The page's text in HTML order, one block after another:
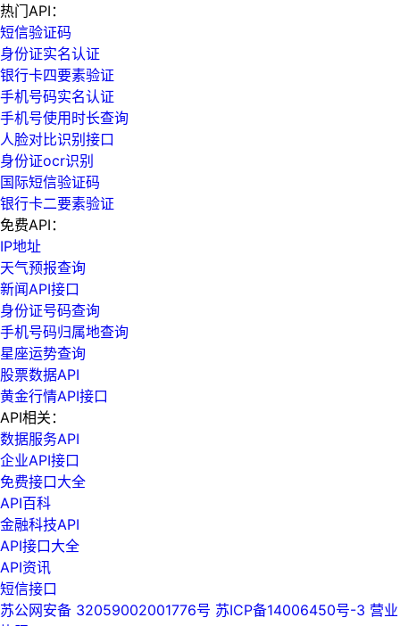
热门API：
短信验证码
身份证实名认证
银行卡四要素验证
手机号码实名认证
手机号使用时长查询
人脸对比识别接口
身份证ocr识别
国际短信验证码
银行卡二要素验证
免费API：
IP地址
天气预报查询
新闻API接口
身份证号码查询
手机号码归属地查询
星座运势查询
股票数据API
黄金行情API接口
API相关：
数据服务API
企业API接口
免费接口大全
API百科
金融科技API
API接口大全
API资讯
短信接口
苏公网安备 32059002001776号 苏ICP备14006450号-3 营业